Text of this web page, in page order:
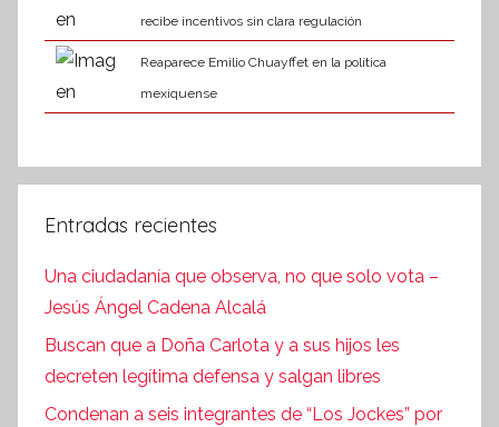
recibe incentivos sin clara regulación
Reaparece Emilio Chuayffet en la política
mexiquense
Entradas recientes
Una ciudadanía que observa, no que solo vota –
Jesús Ángel Cadena Alcalá
Buscan que a Doña Carlota y a sus hijos les
decreten legítima defensa y salgan libres
Condenan a seis integrantes de “Los Jockes” por